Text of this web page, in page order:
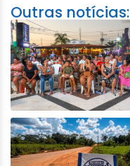
Outras notícias: